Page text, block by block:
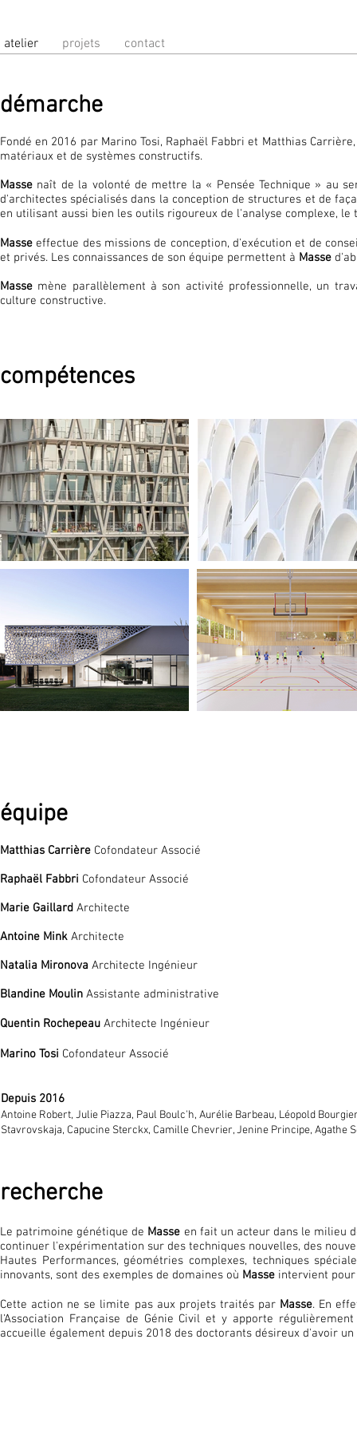
atelier projets contact
démarche
Fondé en 2016 par Marino Tosi, Raphaël Fabbri et Matthias Carrière,
matériaux et de systèmes constructifs.
Masse naît de la volonté de mettre la « Pensée Technique » au
d'architectes spécialisés dans la conception de structures et de
en utilisant aussi bien les outils rigoureux de l'analyse complexe,
Masse effectue des missions de conception, d'exécution et de
et privés. Les connaissances de son équipe permettent à Masse
Masse mène parallèlement à son activité professionnelle, un
culture constructive.
compétences
équipe
Matthias Carrière Cofondateur Associé
Raphaël Fabbri Cofondateur Associé
Marie Gaillard Architecte
Antoine Mink Architecte
Natalia Mironova Architecte Ingénieur
Blandine Moulin Assistante administrative
Quentin Rochepeau Architecte Ingénieur
Marino Tosi Cofondateur Associé
Depuis 2016
Antoine Robert, Julie Piazza, Paul Boulc'h, Aurélie Barbeau, Léopold
Stavrovskaja, Capucine Sterckx, Camille Chevrier, Jenine Principe, Agathe
recherche
Le patrimoine génétique de Masse en fait un acteur dans le milieu
continuer l'expérimentation sur des techniques nouvelles, des
Hautes Performances, géométries complexes, techniques
innovants, sont des exemples de domaines où Masse intervient
Cette action ne se limite pas aux projets traités par Masse. En
l'Association Française de Génie Civil et y apporte
accueille également depuis 2018 des doctorants désireux d'avoir